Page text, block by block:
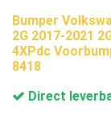
Bumper
2G 2017-2021
4XPdc
8418
Direct